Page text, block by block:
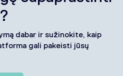
dabar ir sužinokite, kaip
gali pakeisti jūsų